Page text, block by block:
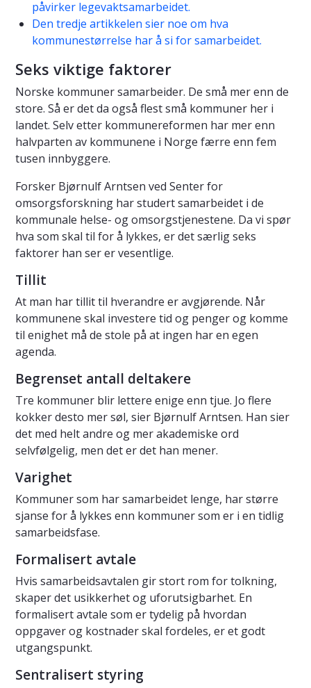
påvirker legevaktsamarbeidet.
Den tredje artikkelen sier noe om hva
kommunestørrelse har å si for samarbeidet.
Seks viktige faktorer
Norske kommuner samarbeider. De små mer enn de
store. Så er det da også flest små kommuner her i
landet. Selv etter kommunereformen har mer enn
halvparten av kommunene i Norge færre enn fem
tusen innbyggere.
Forsker Bjørnulf Arntsen ved Senter for
omsorgsforskning har studert samarbeidet i de
kommunale helse- og omsorgstjenestene. Da vi spør
hva som skal til for å lykkes, er det særlig seks
faktorer han ser er vesentlige.
Tillit
At man har tillit til hverandre er avgjørende. Når
kommunene skal investere tid og penger og komme
til enighet må de stole på at ingen har en egen
agenda.
Begrenset antall deltakere
Tre kommuner blir lettere enige enn tjue. Jo flere
kokker desto mer søl, sier Bjørnulf Arntsen. Han sier
det med helt andre og mer akademiske ord
selvfølgelig, men det er det han mener.
Varighet
Kommuner som har samarbeidet lenge, har større
sjanse for å lykkes enn kommuner som er i en tidlig
samarbeidsfase.
Formalisert avtale
Hvis samarbeidsavtalen gir stort rom for tolkning,
skaper det usikkerhet og uforutsigbarhet. En
formalisert avtale som er tydelig på hvordan
oppgaver og kostnader skal fordeles, er et godt
utgangspunkt.
Sentralisert styring